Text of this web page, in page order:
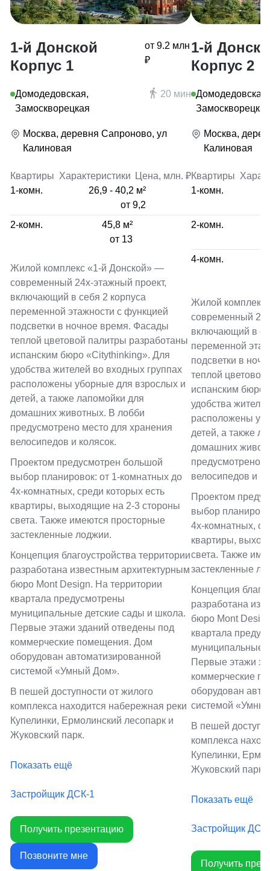
1-й Донской
Корпус 1
от 9.2 млн
₽
Домодедовская,
Замоскворецкая
20 мин
Москва, деревня Сапроново, ул
Калиновая
Квартиры Характеристики Цена, млн. ₽
1-комн.
26,9 - 40,2 м²
от 9,2
2-комн.
45,8 м²
от 13
Жилой комплекс «1-й Донской» —
современный 24х-этажный проект,
включающий в себя 2 корпуса
переменной этажности с функцией
подсветки в ночное время. Фасады
теплой цветовой палитры разработаны
испанским бюро «Citythinking». Для
удобства жителей во входных группах
расположены уборные для взрослых и
детей, а также лапомойки для
домашних животных. В лобби
предусмотрено место для хранения
велосипедов и колясок.
Проектом предусмотрен большой
выбор планировок: от 1-комнатных до
4х-комнатных, среди которых есть
квартиры, выходящие на 2-3 стороны
света. Также имеются просторные
застекленные лоджии.
Концепция благоустройства территории
разработана известным архитектурным
бюро Mont Design. На территории
квартала предусмотрены
муниципальные детские сады и школа.
Первые этажи зданий отведены под
коммерческие помещения. Дом
оборудован автоматизированной
системой «Умный Дом».
В пешей доступности от жилого
комплекса находится набережная реки
Купелинки, Ермолинский лесопарк и
Жуковский парк.
Показать ещё
Застройщик ДСК-1
Получить презентацию
Позвоните мне
1-й
Корпус 2
Домодедовская,
Замоскворецкая
Москва,
Калиновая
Квартиры
1-комн.
2-комн.
4-комн.
Жилой комплекс
современный
включающий в
переменной
подсветки в
теплой
испанским бюро
удобства
расположены
детей, а также
домашних
предусмотрено
велосипедов и
Проектом
выбор
4х-комнатных,
квартиры,
света. Также
застекленные
Концепция
разработана
бюро Mont
квартала
муниципальные
Первые этажи
коммерческие
оборудован
системой
В пешей
комплекса
Купелинки,
Жуковский парк.
Показать ещё
Застройщик
Получить